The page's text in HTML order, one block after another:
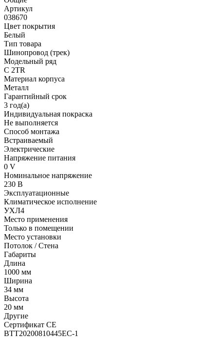
Артикул
038670
Цвет покрытия
Белый
Тип товара
Шинопровод (трек)
Модельный ряд
C 2TR
Материал корпуса
Металл
Гарантийный срок
3 год(а)
Индивидуальная покраска
Не выполняется
Способ монтажа
Встраиваемый
Электрические
Напряжение питания
0 V
Номинальное напряжение
230 В
Эксплуатационные
Климатическое исполнение
УХЛ4
Место применения
Только в помещении
Место установки
Потолок / Cтена
Габариты
Длина
1000 мм
Ширина
34 мм
Высота
20 мм
Другие
Сертификат CE
BTT20200810445EC-1